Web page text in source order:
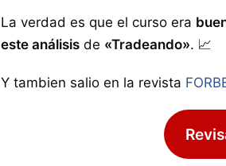
La verdad es que el curso era
este análisisde «Tradeando». 📈
Y tambien salio en la revista